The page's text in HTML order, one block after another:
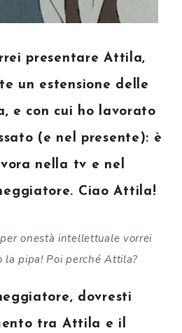
presentare Attila,
un estensione delle
e con cui ho lavorato
(e nel presente): è
nella tv e nel
Ciao Attila!
onestà intellettuale vorrei
la pipa! Poi perché Attila?
dovresti
tra Attila e il